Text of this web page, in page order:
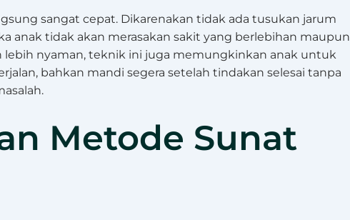
sangat cepat. Dikarenakan tidak ada tusukan jarum
anak tidak akan merasakan sakit yang berlebihan maupun
lebih nyaman, teknik ini juga memungkinkan anak untuk
bahkan mandi segera setelah tindakan selesai tanpa
Metode Sunat